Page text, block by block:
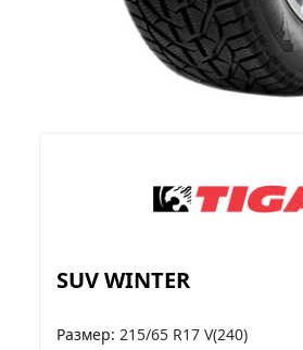
SUV WINTER
Размер 215/65 R17 V(240)